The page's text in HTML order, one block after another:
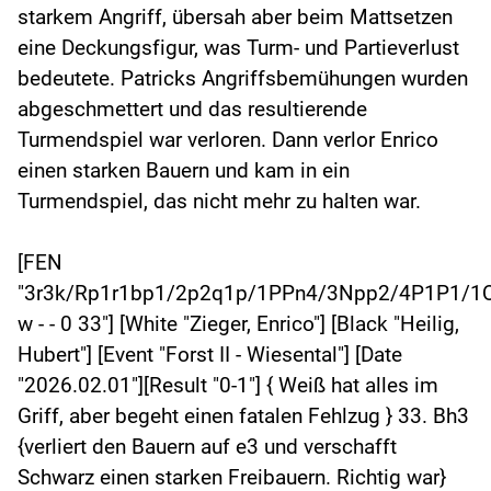
starkem Angriff, übersah aber beim Mattsetzen
eine Deckungsfigur, was Turm- und Partieverlust
bedeutete. Patricks Angriffsbemühungen wurden
abgeschmettert und das resultierende
Turmendspiel war verloren. Dann verlor Enrico
einen starken Bauern und kam in ein
Turmendspiel, das nicht mehr zu halten war.
[FEN
"3r3k/Rp1r1bp1/2p2q1p/1PPn4/3Npp2/4P1P1/
w - - 0 33"] [White "Zieger, Enrico"] [Black "Heilig,
Hubert"] [Event "Forst II - Wiesental"] [Date
"2026.02.01"][Result "0-1"] { Weiß hat alles im
Griff, aber begeht einen fatalen Fehlzug } 33. Bh3
{verliert den Bauern auf e3 und verschafft
Schwarz einen starken Freibauern. Richtig war}